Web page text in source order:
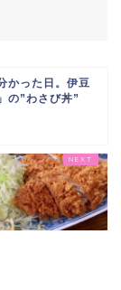
かった日。伊豆
の”わさび丼”